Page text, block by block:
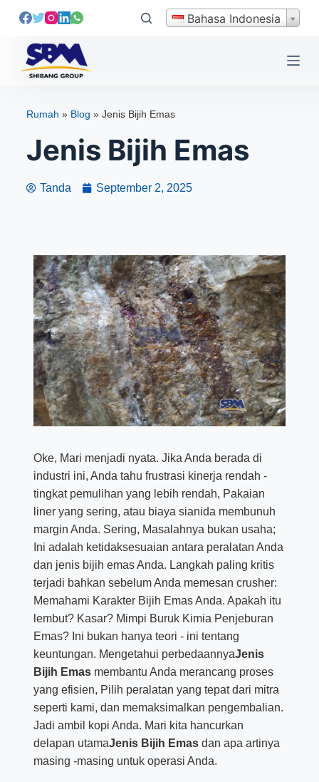
L
Bahasa Indonesia
Rumah » Blog » Jenis Bijih Emas
Jenis Bijih Emas
Tanda September 2, 2025
Oke, Mari menjadi nyata. Jika Anda berada di
industri ini, Anda tahu frustrasi kinerja rendah -
tingkat pemulihan yang lebih rendah, Pakaian
liner yang sering, atau biaya sianida membunuh
margin Anda. Sering, Masalahnya bukan usaha;
Ini adalah ketidaksesuaian antara peralatan Anda
dan jenis bijih emas Anda. Langkah paling kritis
terjadi bahkan sebelum Anda memesan crusher:
Memahami Karakter Bijih Emas Anda. Apakah itu
lembut? Kasar? Mimpi Buruk Kimia Penjeburan
Emas? Ini bukan hanya teori - ini tentang
keuntungan. Mengetahui perbedaannyaJenis
Bijih Emasmembantu Anda merancang proses
yang efisien, Pilih peralatan yang tepat dari mitra
seperti kami, dan memaksimalkan pengembalian.
Jadi ambil kopi Anda. Mari kita hancurkan
delapan utamaJenis Bijih Emasdan apa artinya
masing -masing untuk operasi Anda.